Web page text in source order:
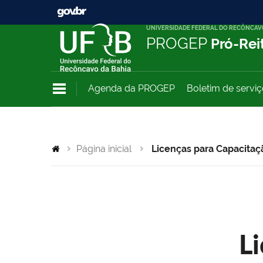
UNIVERSIDADE FEDERAL DO
PROGEP Pró-
Agenda da PROGEP Boletim de
Página inicial Licenças para